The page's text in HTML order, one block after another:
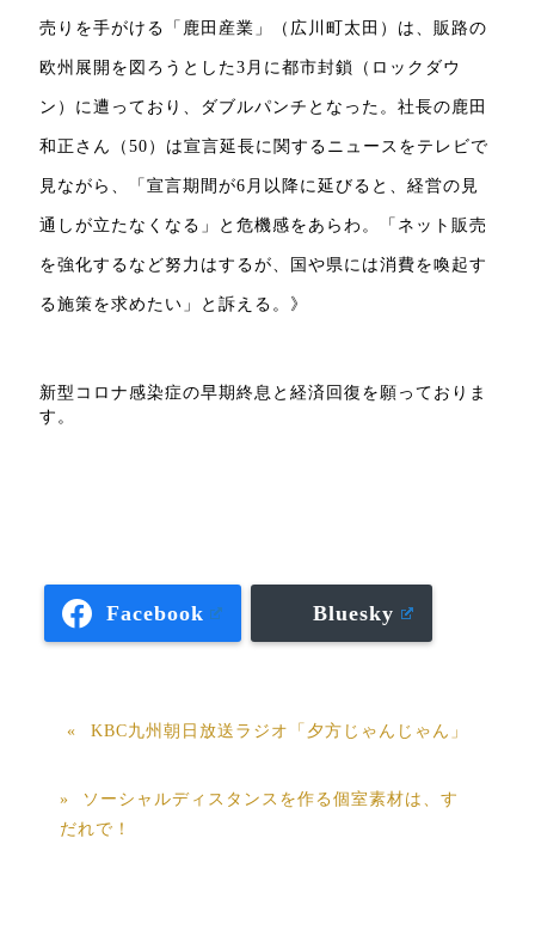
売りを手がける「鹿田産業」（広川町太田）は、販路の
欧州展開を図ろうとした3月に都市封鎖（ロックダウ
ン）に遭っており、ダブルパンチとなった。社長の鹿田
和正さん（50）は宣言延長に関するニュースをテレビで
見ながら、「宣言期間が6月以降に延びると、経営の見
通しが立たなくなる」と危機感をあらわ。「ネット販売
を強化するなど努力はするが、国や県には消費を喚起す
る施策を求めたい」と訴える。》
新型コロナ感染症の早期終息と経済回復を願っておりま
す。
Facebook Bluesky
KBC九州朝日放送ラジオ「夕方じゃんじゃん」
ソーシャルディスタンスを作る個室素材は、す
だれで！